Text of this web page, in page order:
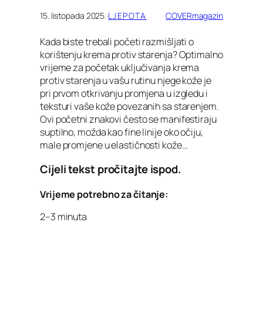
15. listopada 2025. ·LJEPOTA COVERmagazin
Kada biste trebali početi razmišljati o
korištenju krema protiv starenja? Optimalno
vrijeme za početak uključivanja krema
protiv starenja u vašu rutinu njege kože je
pri prvom otkrivanju promjena u izgledu i
teksturi vaše kože povezanih sa starenjem.
Ovi početni znakovi često se manifestiraju
suptilno, možda kao fine linije oko očiju,
male promjene u elastičnosti kože…
Cijeli tekst pročitajte ispod.
Vrijeme potrebno za čitanje:
2–3 minuta